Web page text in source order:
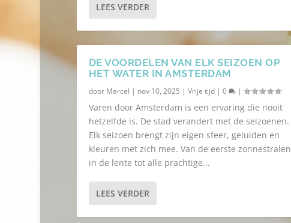
LEES VERDER
DE VOORDELEN VAN ELK SEIZOEN OP
HET WATER IN AMSTERDAM
door Marcel | nov 10, 2025 | Vrije tijd| 0 |
Varen door Amsterdam is een ervaring die nooit
hetzelfde is. De stad verandert met de seizoenen.
Elk seizoen brengt zijn eigen sfeer, geluiden en
kleuren met zich mee. Van de eerste zonnestralen
in de lente tot alle prachtige...
LEES VERDER